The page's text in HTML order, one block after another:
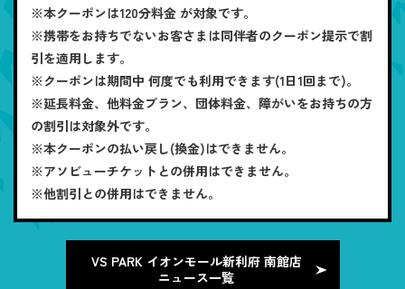
※本クーポンは120分料金 が対象です。
※携帯をお持ちでないお客さまは同伴者のクーポン提示で割
引を適用します。
※クーポンは期間中 何度でも利用できます(1日1回まで)。
※延長料金、他料金プラン、団体料金、障がいをお持ちの方
の割引は対象外です。
※本クーポンの払い戻し(換金)はできません。
※アソビューチケットとの併用はできません。
※他割引との併用はできません。
VS PARK イオンモール新利府 南館店
ニュース一覧